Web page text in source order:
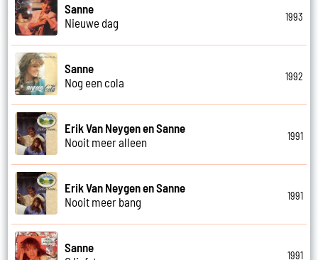
Sanne
Nieuwe dag
1993
Sanne
Nog een cola
1992
Erik Van Neygen en Sanne
Nooit meer alleen
1991
Erik Van Neygen en Sanne
Nooit meer bang
1991
Sanne
1991